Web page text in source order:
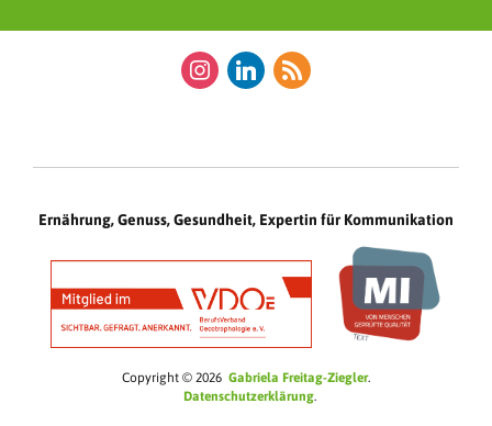
instagramlinkedinrss
Ernährung, Genuss, Gesundheit, Expertin für Kommunikation
Copyright © 2026 Gabriela Freitag-Ziegler
Datenschutzerklärung